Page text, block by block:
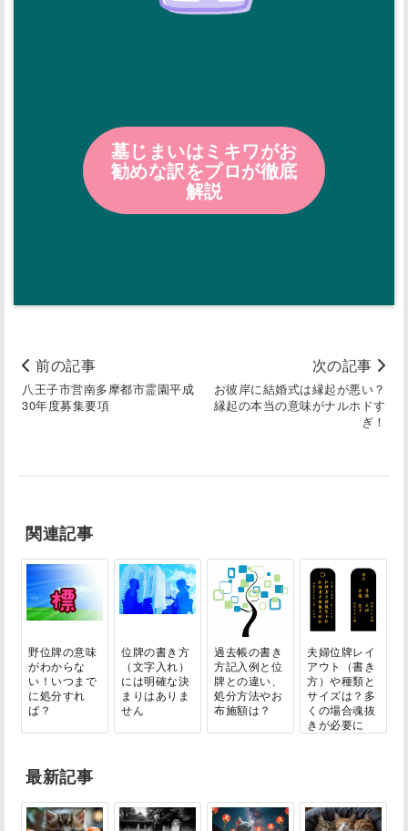
墓じまいはミキワがお
勧めな訳をプロが徹底
解説
前の記事
八王子市営南多摩都市霊園平成
30年度募集要項
次の記事
お彼岸に結婚式は縁起が悪い？
縁起の本当の意味がナルホドす
ぎ！
関連記事
野位牌の意味
がわからな
い！いつまで
に処分すれ
ば？
位牌の書き方
（文字入れ）
には明確な決
まりはありま
せん
過去帳の書き
方記入例と位
牌との違い、
処分方法やお
布施額は？
夫婦位牌レイ
アウト（書き
方）や種類と
サイズは？多
くの場合魂抜
きが必要に
な...
最新記事